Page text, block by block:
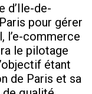
d’Ile-de-
pour gérer
l’e-commerce
le pilotage
étant
de Paris et sa